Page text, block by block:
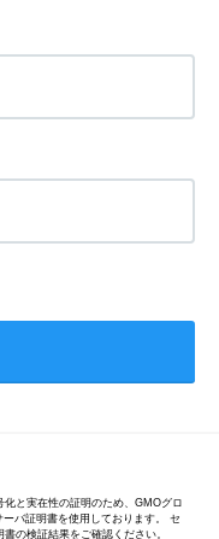
化と実在性の証明のため、GMOグロ
バ証明書を使用しております。 セ
の検証結果をご確認ください。